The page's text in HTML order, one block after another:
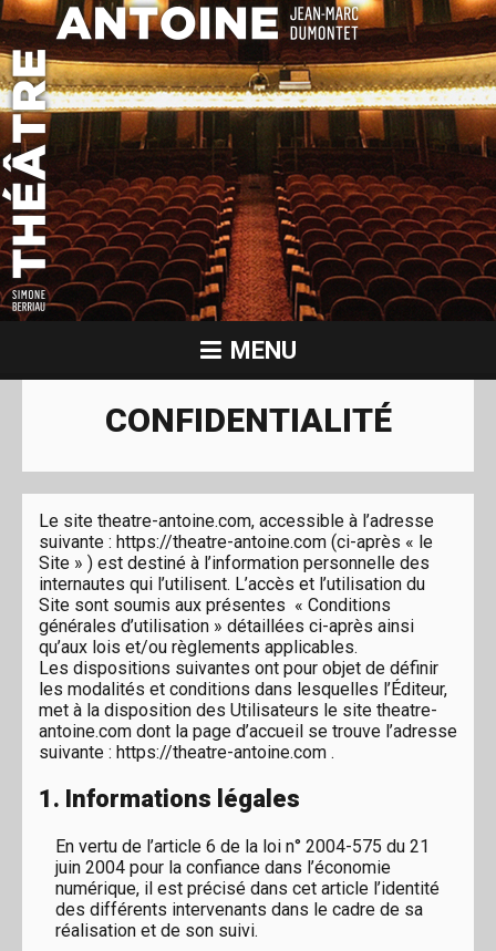
MENU
CONFIDENTIALITÉ
Le site theatre-antoine.com, accessible à l’adresse
suivante : https://theatre-antoine.com (ci-après « le
Site » ) est destiné à l’information personnelle des
internautes qui l’utilisent. L’accès et l’utilisation du
Site sont soumis aux présentes « Conditions
générales d’utilisation » détaillées ci-après ainsi
qu’aux lois et/ou règlements applicables.
Les dispositions suivantes ont pour objet de définir
les modalités et conditions dans lesquelles l’Éditeur,
met à la disposition des Utilisateurs le site theatre-
antoine.com dont la page d’accueil se trouve l’adresse
suivante : https://theatre-antoine.com .
1. Informations légales
En vertu de l’article 6 de la loi n° 2004-575 du 21
juin 2004 pour la confiance dans l’économie
numérique, il est précisé dans cet article l’identité
des différents intervenants dans le cadre de sa
réalisation et de son suivi.